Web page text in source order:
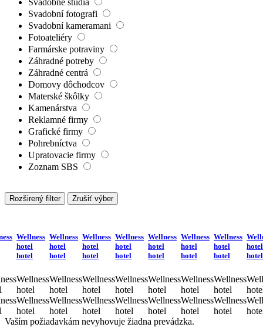
Svadobné štúdiá
Svadobní fotografi
Svadobní kameramani
Fotoateliéry
Farmárske potraviny
Záhradné potreby
Záhradné centrá
Domovy dôchodcov
Materské škôlky
Kamenárstva
Reklamné firmy
Grafické firmy
Pohrebníctva
Upratovacie firmy
Zoznam SBS
Rozširený filter Zrušiť výber
Wellness
hotel
hotel
Wellness
hotel
Wellness
hotel
Wellness
hotel
hotel
Wellness
hotel
Wellness
hotel
Wellness
hotel
hotel
Wellness
hotel
Wellness
hotel
Wellness
hotel
hotel
Wellness
hotel
Wellness
hotel
Wellness
hotel
hotel
Wellness
hotel
Wellness
hotel
Wellness
hotel
hotel
Wellness
hotel
Wellness
hotel
Wellness
hotel
hotel
Wellness
hotel
Wellness
hotel
hotel
hotel
Vaším požiadavkám nevyhovuje žiadna prevádzka.